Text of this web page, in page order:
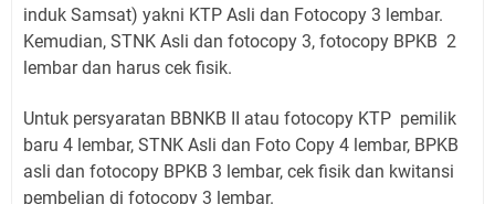
induk Samsat) yakni KTP Asli dan Fotocopy 3 lembar.
Kemudian, STNK Asli dan fotocopy 3, fotocopy BPKB 2
lembar dan harus cek fisik.
Untuk persyaratan BBNKB II atau fotocopy KTP pemilik
baru 4 lembar, STNK Asli dan Foto Copy 4 lembar, BPKB
asli dan fotocopy BPKB 3 lembar, cek fisik dan kwitansi
pembelian di fotocopy 3 lembar.